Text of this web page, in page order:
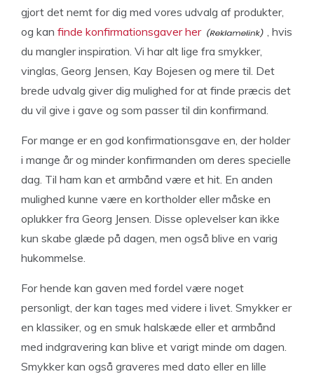
gjort det nemt for dig med vores udvalg af produkter,
og kan finde konfirmationsgaver her
, hvis
du mangler inspiration. Vi har alt lige fra smykker,
vinglas, Georg Jensen, Kay Bojesen og mere til. Det
brede udvalg giver dig mulighed for at finde præcis det
du vil give i gave og som passer til din konfirmand.
For mange er en god konfirmationsgave en, der holder
i mange år og minder konfirmanden om deres specielle
dag. Til ham kan et armbånd være et hit. En anden
mulighed kunne være en kortholder eller måske en
oplukker fra Georg Jensen. Disse oplevelser kan ikke
kun skabe glæde på dagen, men også blive en varig
hukommelse.
For hende kan gaven med fordel være noget
personligt, der kan tages med videre i livet. Smykker er
en klassiker, og en smuk halskæde eller et armbånd
med indgravering kan blive et varigt minde om dagen.
Smykker kan også graveres med dato eller en lille